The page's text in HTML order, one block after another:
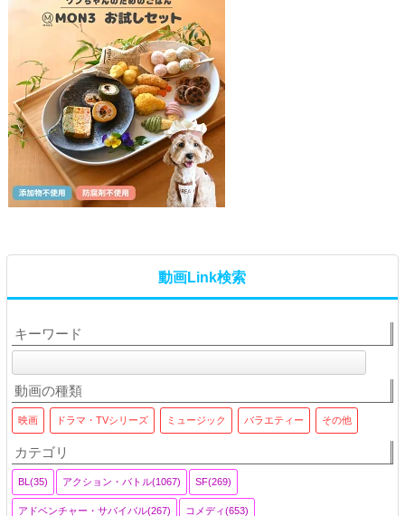
動画Link検索
キーワード
動画の種類
映画 ドラマ・TVシリーズ ミュージック バラエティー その他
カテゴリ
BL(35) アクション・バトル(1067) SF(269)
アドベンチャー・サバイバル(267) コメディ(653)